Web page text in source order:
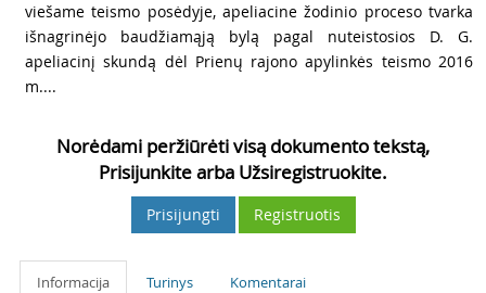
viešame teismo posėdyje, apeliacine žodinio proceso tvarka
išnagrinėjo baudžiamąją bylą pagal nuteistosios D. G.
apeliacinį skundą dėl Prienų rajono apylinkės teismo 2016
m....
Norėdami peržiūrėti visą dokumento tekstą,
Prisijunkite arba Užsiregistruokite.
Prisijungti Registruotis
Informacija Turinys Komentarai